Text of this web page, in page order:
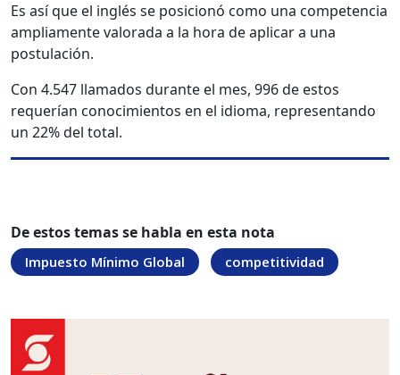
Es así que el inglés se posicionó como una competencia
ampliamente valorada a la hora de aplicar a una
postulación.
Con 4.547 llamados durante el mes, 996 de estos
requerían conocimientos en el idioma, representando
un 22% del total.
De estos temas se habla en esta nota
Impuesto Mínimo Global competitividad